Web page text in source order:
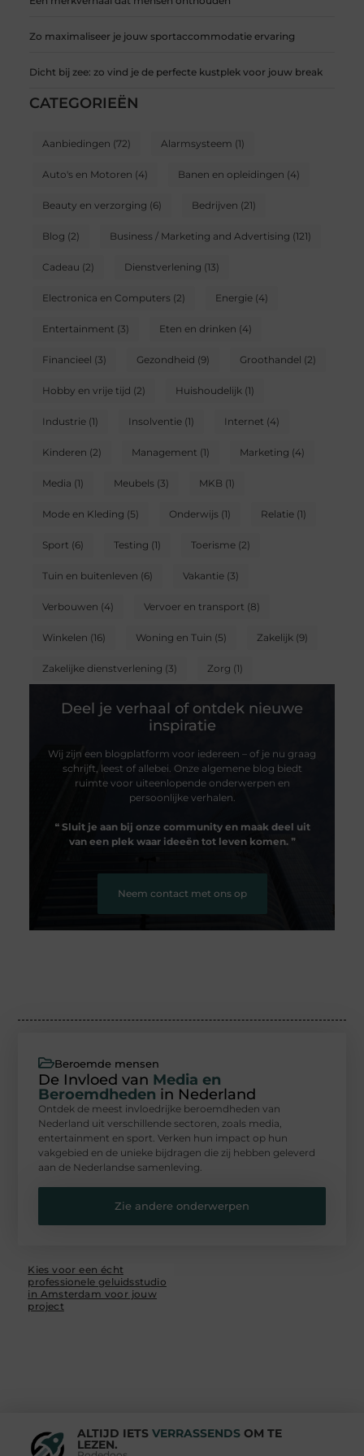
Zo maximaliseer je jouw sportaccommodatie ervaring
Dicht bij zee: zo vind je de perfecte kustplek voor jouw break
CATEGORIEËN
Aanbiedingen (72) Alarmsysteem (1)
Auto's en Motoren (4) Banen en opleidingen (4)
Beauty en verzorging (6) Bedrijven (21)
Blog (2) Business / Marketing and Advertising (121)
Cadeau (2) Dienstverlening (13)
Electronica en Computers(2) Energie(4)
Entertainment (3) Eten en drinken (4)
Financieel (3) Gezondheid (9) Groothandel (2)
Hobby en vrije tijd (2) Huishoudelijk(1)
Industrie(1) Insolventie(1) Internet (4)
Kinderen (2) Management (1) Marketing (4)
Media (1) Meubels(3) MKB (1)
Mode en Kleding (5) Onderwijs(1) Relatie(1)
Sport (6) Testing (1) Toerisme(2)
Tuin en buitenleven (6) Vakantie(3)
Verbouwen (4) Vervoer en transport (8)
Winkelen (16) Woning en Tuin (5) Zakelijk(9)
Zakelijke dienstverlening (3) Zorg (1)
Deel je verhaal of ontdek nieuwe
inspiratie
Wij zijn een blogplatform voor iedereen – of je nu graag
schrijft, leest of allebei. Onze algemene blog biedt
ruimte voor uiteenlopende onderwerpen en
persoonlijke verhalen.
❝ Sluit je aan bij onze community en maak deel uit
van een plek waar ideeën tot leven komen.❞
Neem contact met ons op
Beroemde mensen
De Invloed van Media en
Beroemdheden in Nederland
Ontdek de meest invloedrijke beroemdheden van
Nederland uit verschillende sectoren, zoals media,
entertainment en sport. Verken hun impact op hun
vakgebied en de unieke bijdragen die zij hebben geleverd
aan de Nederlandse samenleving.
Zie andere onderwerpen
Kies voor een écht
professionele geluidsstudio
in Amsterdam voor jouw
project
ALTIJD IETS VERRASSENDSOM TE
LEZEN.